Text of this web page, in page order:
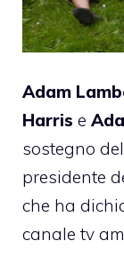
Adam
Harris e
sostegno
presidente
che ha
canale tv